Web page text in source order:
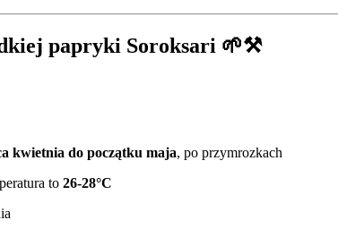
papryki Soroksari 🌱⚒️
kwietnia do początku maja, po przymrozkach
to 26-28°C